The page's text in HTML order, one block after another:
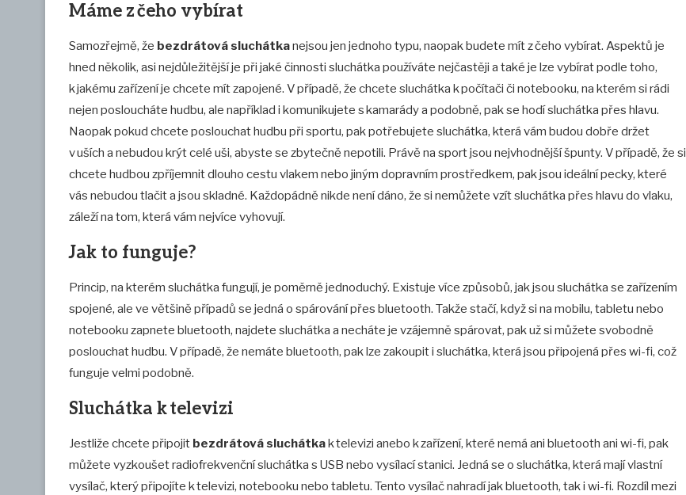
Máme z čeho vybírat
Samozřejmě, že bezdrátová sluchátkanejsou jen jednoho typu, naopak budete mít z čeho vybírat. Aspektů je
hned několik, asi nejdůležitější je při jaké činnosti sluchátka používáte nejčastěji a také je lze vybírat podle toho,
k jakému zařízení je chcete mít zapojené. V případě, že chcete sluchátka k počítači či notebooku, na kterém si rádi
nejen posloucháte hudbu, ale například i komunikujete s kamarády a podobně, pak se hodí sluchátka přes hlavu.
Naopak pokud chcete poslouchat hudbu při sportu, pak potřebujete sluchátka, která vám budou dobře držet
v uších a nebudou krýt celé uši, abyste se zbytečně nepotili. Právě na sport jsou nejvhodnější špunty. V případě, že si
chcete hudbou zpříjemnit dlouho cestu vlakem nebo jiným dopravním prostředkem, pak jsou ideální pecky, které
vás nebudou tlačit a jsou skladné. Každopádně nikde není dáno, že si nemůžete vzít sluchátka přes hlavu do vlaku,
záleží na tom, která vám nejvíce vyhovují.
Jak to funguje?
Princip, na kterém sluchátka fungují, je poměrně jednoduchý. Existuje více způsobů, jak jsou sluchátka se zařízením
spojené, ale ve většině případů se jedná o spárování přes bluetooth. Takže stačí, když si na mobilu, tabletu nebo
notebooku zapnete bluetooth, najdete sluchátka a necháte je vzájemně spárovat, pak už si můžete svobodně
poslouchat hudbu. V případě, že nemáte bluetooth, pak lze zakoupit i sluchátka, která jsou připojená přes wi-fi, což
funguje velmi podobně.
Sluchátka k televizi
Jestliže chcete připojit bezdrátová sluchátkak televizi anebo k zařízení, které nemá ani bluetooth ani wi-fi, pak
můžete vyzkoušet radiofrekvenční sluchátka s USB nebo vysílací stanici. Jedná se o sluchátka, která mají vlastní
vysílač, který připojíte k televizi, notebooku nebo tabletu. Tento vysílač nahradí jak bluetooth, tak i wi-fi. Rozdíl mezi